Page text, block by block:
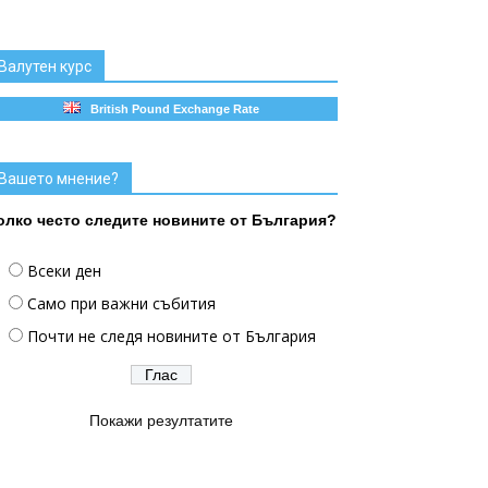
курс
British Pound Exchange Rate
мнение?
често следите новините от България?
Всеки ден
Само при важни събития
Почти не следя новините от България
Покажи резултатите